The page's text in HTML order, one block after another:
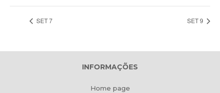
SET 7 SET 9
INFORMAÇÕES
Home page